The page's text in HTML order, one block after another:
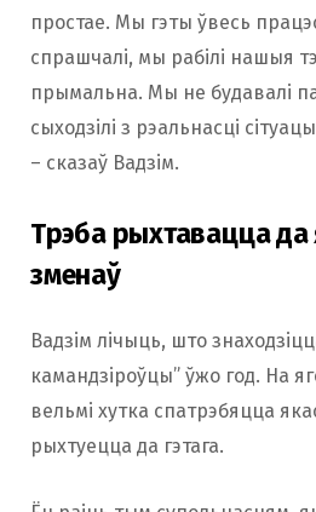
простае. Мы гэты ўвесь
спрашчалі, мы рабілі нашыя
прымальна. Мы не будавалі
сыходзілі з рэальнасці
– сказаў Вадзім.
Трэба рыхтавацца да
зменаў
Вадзім лічыць, што
камандзіроўцы” ўжо год. На
вельмі хутка спатрэбяцца
рыхтуецца да гэтага.